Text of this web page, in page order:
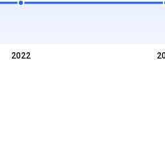
2022